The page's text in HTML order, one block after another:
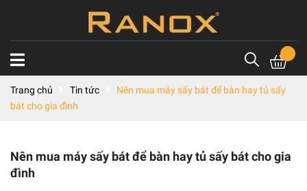
Trang chủ Tin tức
Nên mua máy sấy bát để bàn hay tủ sấy
bát cho gia đình
Nên mua máy sấy bát để bàn hay tủ sấy bát cho gia
đình